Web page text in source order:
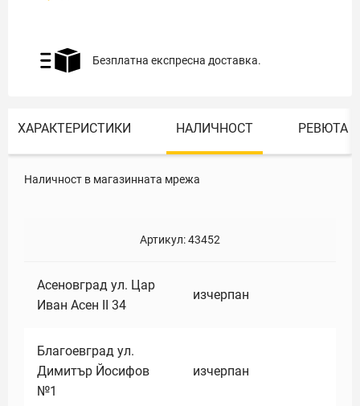
Безплатна експресна доставка.
ХАРАКТЕРИСТИКИ НАЛИЧНОСТ РЕВЮТА
Наличност в магазинната мрежа
Артикул:43452
Асеновград ул. Цар
Иван Асен II 34
изчерпан
Благоевград ул.
Димитър Йосифов
№1
изчерпан